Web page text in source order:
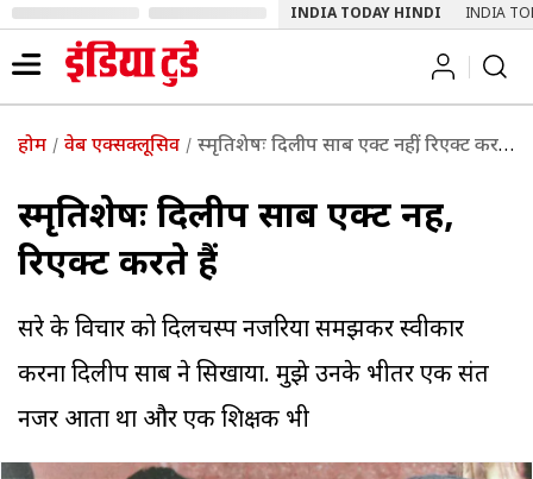
INDIA TODAY HINDI INDIA
होम वेब एक्सक्लूसिव स्मृतिशेषः दिलीप साब एक्ट नहीं, रिएक्ट करते हैं
स्मृतिशेषः दिलीप साब एक्ट नहीं,
रिएक्ट करते हैं
दूसरे के विचार को दिलचस्प नजरिया समझकर स्वीकार
करना दिलीप साब ने सिखाया. मुझे उनके भीतर एक संत
नजर आता था और एक शिक्षक भी